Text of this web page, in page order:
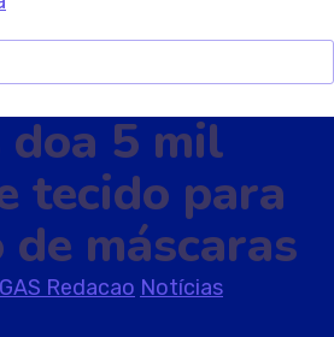
doa 5 mil
tecido para
máscaras
Redacao Notícias